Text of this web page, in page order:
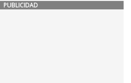
PUBLICIDAD